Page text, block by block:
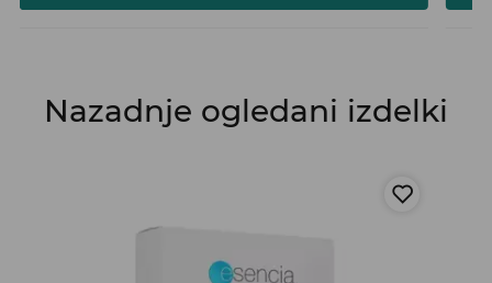
Nazadnje ogledani izdelki